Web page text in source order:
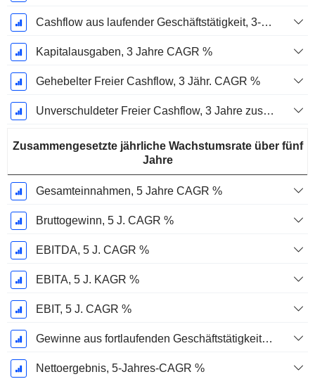
Cashflow aus laufender Geschäftstätigkeit, 3-Jahres-CAGR %
Kapitalausgaben, 3 Jahre CAGR %
Gehebelter Freier Cashflow, 3 Jähr. CAGR %
Unverschuldeter Freier Cashflow, 3 Jahre zusammengesetzte jährliche Wachstumsrate %
Zusammengesetzte jährliche Wachstumsrate über fünf
Jahre
Gesamteinnahmen, 5 Jahre CAGR %
Bruttogewinn, 5 J. CAGR %
EBITDA, 5 J. CAGR %
EBITA, 5 J. KAGR %
EBIT, 5 J. CAGR %
Gewinne aus fortlaufenden Geschäftstätigkeiten, 5-Jahres-CAGR %
Nettoergebnis, 5-Jahres-CAGR %